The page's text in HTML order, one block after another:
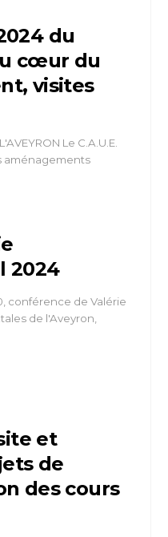
du
cœur du
visites
Le C.A.U.E.
aménagements
2024
conférence de Valérie
de l'Aveyron,
et
de
des cours